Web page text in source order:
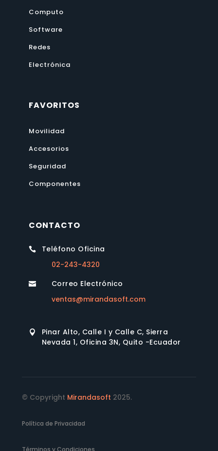
Computo
Software
Redes
Electrónica
FAVORITOS
Movilidad
Accesorios
Seguridad
Componentes
CONTACTO

Teléfono Oficina
02-243-4320

Correo Electrónico
ventas@mirandasoft.com

Pinar Alto, Calle I y Calle C, Sierra
Nevada 1, Oficina 3N, Quito -Ecuador
© Copyright Mirandasoft 2025.
Política de Privacidad